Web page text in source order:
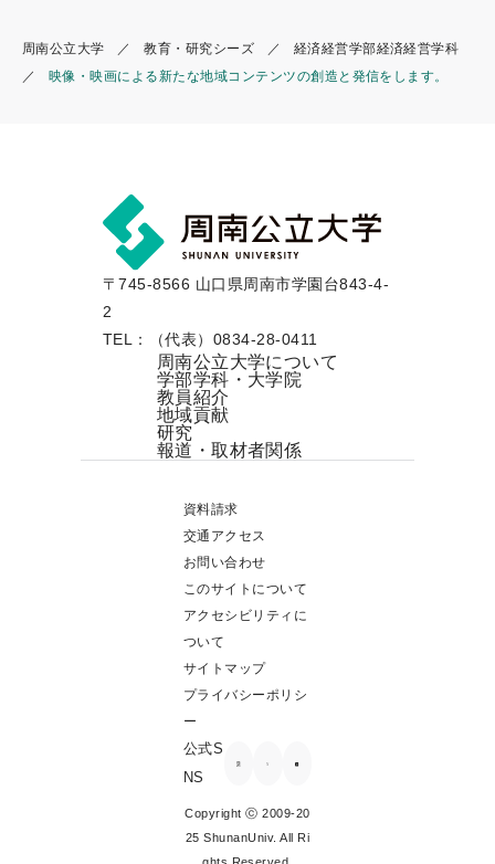
周南公立大学 教育・研究シーズ
経済経営学部経済経営学科
映像・映画による新たな地域コンテンツの創造と発信をします。
〒745-8566 山口県周南市学園台843-4-
2
TEL：（代表）0834-28-0411
周南公立大学について
学部学科・大学院
教員紹介
地域貢献
研究
報道・取材者関係
資料請求
交通アクセス
お問い合わせ
このサイトについて
アクセシビリティに
ついて
サイトマップ
プライバシーポリシ
ー
公式S
NS
Copyright ⓒ 2009-20
25 ShunanUniv. All Ri